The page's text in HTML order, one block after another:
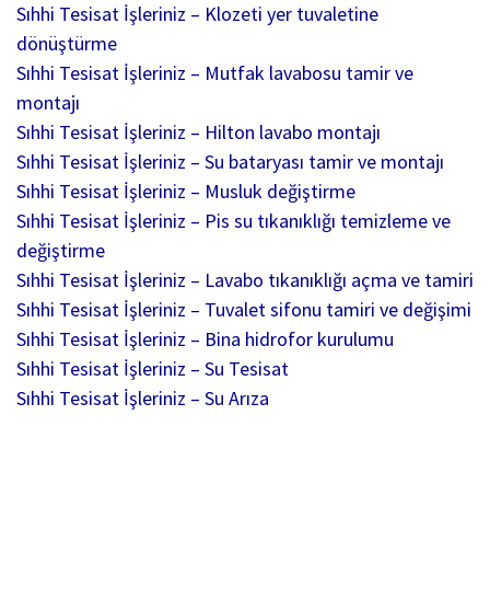
Sıhhi Tesisat İşleriniz – Klozeti yer tuvaletine
dönüştürme
Sıhhi Tesisat İşleriniz – Mutfak lavabosu tamir ve
montajı
Sıhhi Tesisat İşleriniz – Hilton lavabo montajı
Sıhhi Tesisat İşleriniz – Su bataryası tamir ve montajı
Sıhhi Tesisat İşleriniz – Musluk değiştirme
Sıhhi Tesisat İşleriniz – Pis su tıkanıklığı temizleme ve
değiştirme
Sıhhi Tesisat İşleriniz – Lavabo tıkanıklığı açma ve tamiri
Sıhhi Tesisat İşleriniz – Tuvalet sifonu tamiri ve değişimi
Sıhhi Tesisat İşleriniz – Bina hidrofor kurulumu
Sıhhi Tesisat İşleriniz – Su Tesisat
Sıhhi Tesisat İşleriniz – Su Arıza